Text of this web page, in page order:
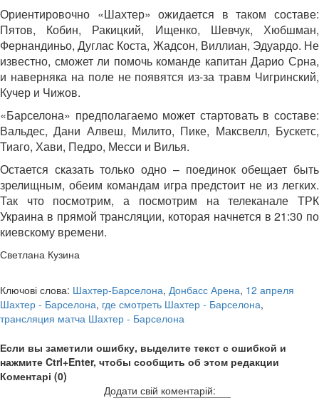
Ориентировочно «Шахтер» ожидается в таком составе:
Пятов, Кобин, Ракицкий, Ищенко, Шевчук, Хюбшман,
Фернандиньо, Дуглас Коста, Жадсон, Виллиан, Эдуардо. Не
известно, сможет ли помочь команде капитан Дарио Срна,
и наверняка на поле не появятся из-за травм Чигринский,
Кучер и Чижов.
«Барселона» предполагаемо может стартовать в составе:
Вальдес, Дани Алвеш, Милито, Пике, Максвелл, Бускетс,
Тиаго, Хави, Педро, Месси и Вилья.
Остается сказать только одно – поединок обещает быть
зрелищным, обеим командам игра предстоит не из легких.
Так что посмотрим, а посмотрим на телеканале ТРК
Украина в прямой трансляции, которая начнется в 21:30 по
киевскому времени.
Светлана Кузина
Ключові слова: Шахтер-Барселона, Донбасс Арена, 12 апреля
Шахтер - Барселона, где смотреть Шахтер - Барселона,
трансляция матча Шахтер - Барселона
Если вы заметили ошибку, выделите текст с ошибкой и
нажмите Ctrl+Enter, чтобы сообщить об этом редакции
Коментарі (0)
Додати свій коментарій: